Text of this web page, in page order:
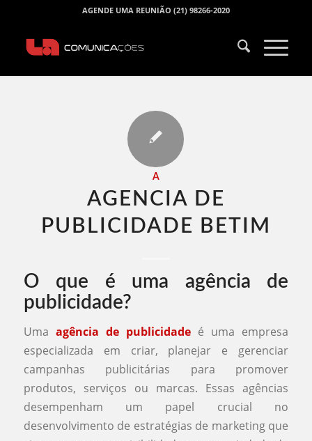
AGENDE UMA REUNIÃO (21) 98266-2020
A
AGENCIA DE
PUBLICIDADE BETIM​
O que é uma agência de
publicidade?
Uma agência de publicidade é uma empresa
especializada em criar, planejar e gerenciar
campanhas publicitárias para promover
produtos, serviços ou marcas. Essas agências
desempenham um papel crucial no
desenvolvimento de estratégias de marketing que